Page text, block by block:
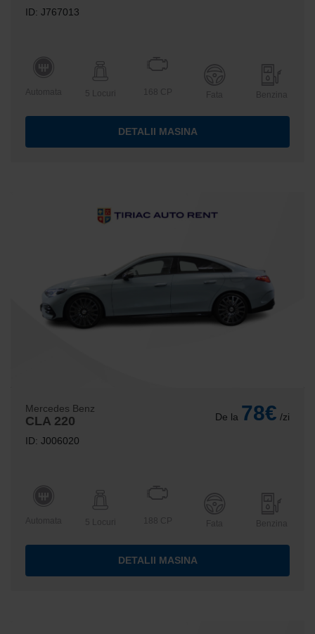
ID: J767013
Automata 5 Locuri Fata Benzina
DETALII MASINA
Mercedes Benz
CLA 220
ID: J006020
De la 78€ /zi
Automata 5 Locuri Fata Benzina
DETALII MASINA